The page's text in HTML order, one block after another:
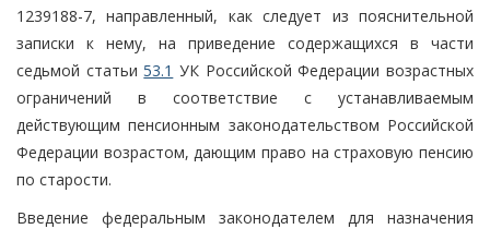
1239188-7, направленный, как следует из пояснительной
записки к нему, на приведение содержащихся в части
седьмой статьи53.1 УК Российской Федерации возрастных
ограничений в соответствие с устанавливаемым
действующим пенсионным законодательством Российской
Федерации возрастом, дающим право на страховую пенсию
по старости.
Введение федеральным законодателем для назначения